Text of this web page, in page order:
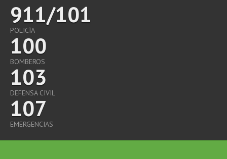
911/101
POLICÍA
100
BOMBEROS
103
DEFENSA CIVIL
107
EMERGENCIAS